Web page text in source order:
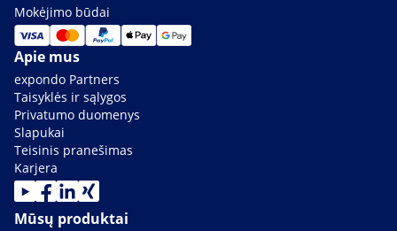
Mokėjimo būdai
Apie mus
expondo Partners
Taisyklės ir sąlygos
Privatumo duomenys
Slapukai
Teisinis pranešimas
Karjera
Mūsų produktai